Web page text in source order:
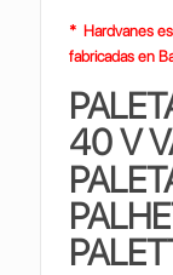
* Hardvanes
fabricadas en
40 V